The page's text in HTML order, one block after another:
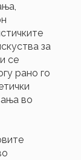
за
се
рано го
во